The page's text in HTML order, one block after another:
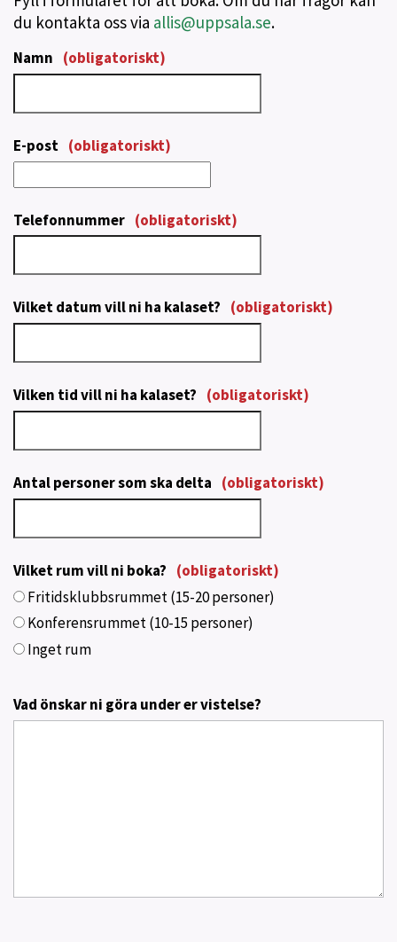
du kontakta oss via allis@uppsala.se.
Namn (obligatoriskt)
E-post (obligatoriskt)
Telefonnummer (obligatoriskt)
Vilket datum vill ni ha kalaset? (obligatoriskt)
Vilken tid vill ni ha kalaset? (obligatoriskt)
Antal personer som ska delta (obligatoriskt)
Vilket rum vill ni boka? (obligatoriskt)
Fritidsklubbsrummet (15-20 personer)
Konferensrummet (10-15 personer)
Inget rum
Vad önskar ni göra under er vistelse?